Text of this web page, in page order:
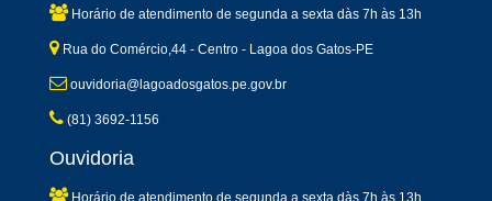
Horário de atendimento de segunda a sexta dàs 7h às 13h
Rua do Comércio,44 - Centro - Lagoa dos Gatos-PE
ouvidoria@lagoadosgatos.pe.gov.br
(81) 3692-1156
Ouvidoria
Horário de atendimento de segunda a sexta dàs 7h às 13h